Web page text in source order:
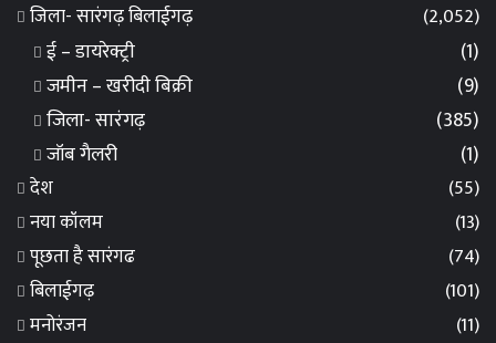
जिला- सारंगढ़ बिलाईगढ़
(2,052)
ई – डायरेक्ट्री
(1)
जमीन – खरीदी बिक्री
(9)
जिला- सारंगढ़
(385)
जॉब गैलरी
(1)
देश
(55)
नया कॉलम
(13)
पूछता है सारंगढ
(74)
बिलाईगढ़
(101)
मनोरंजन
(11)